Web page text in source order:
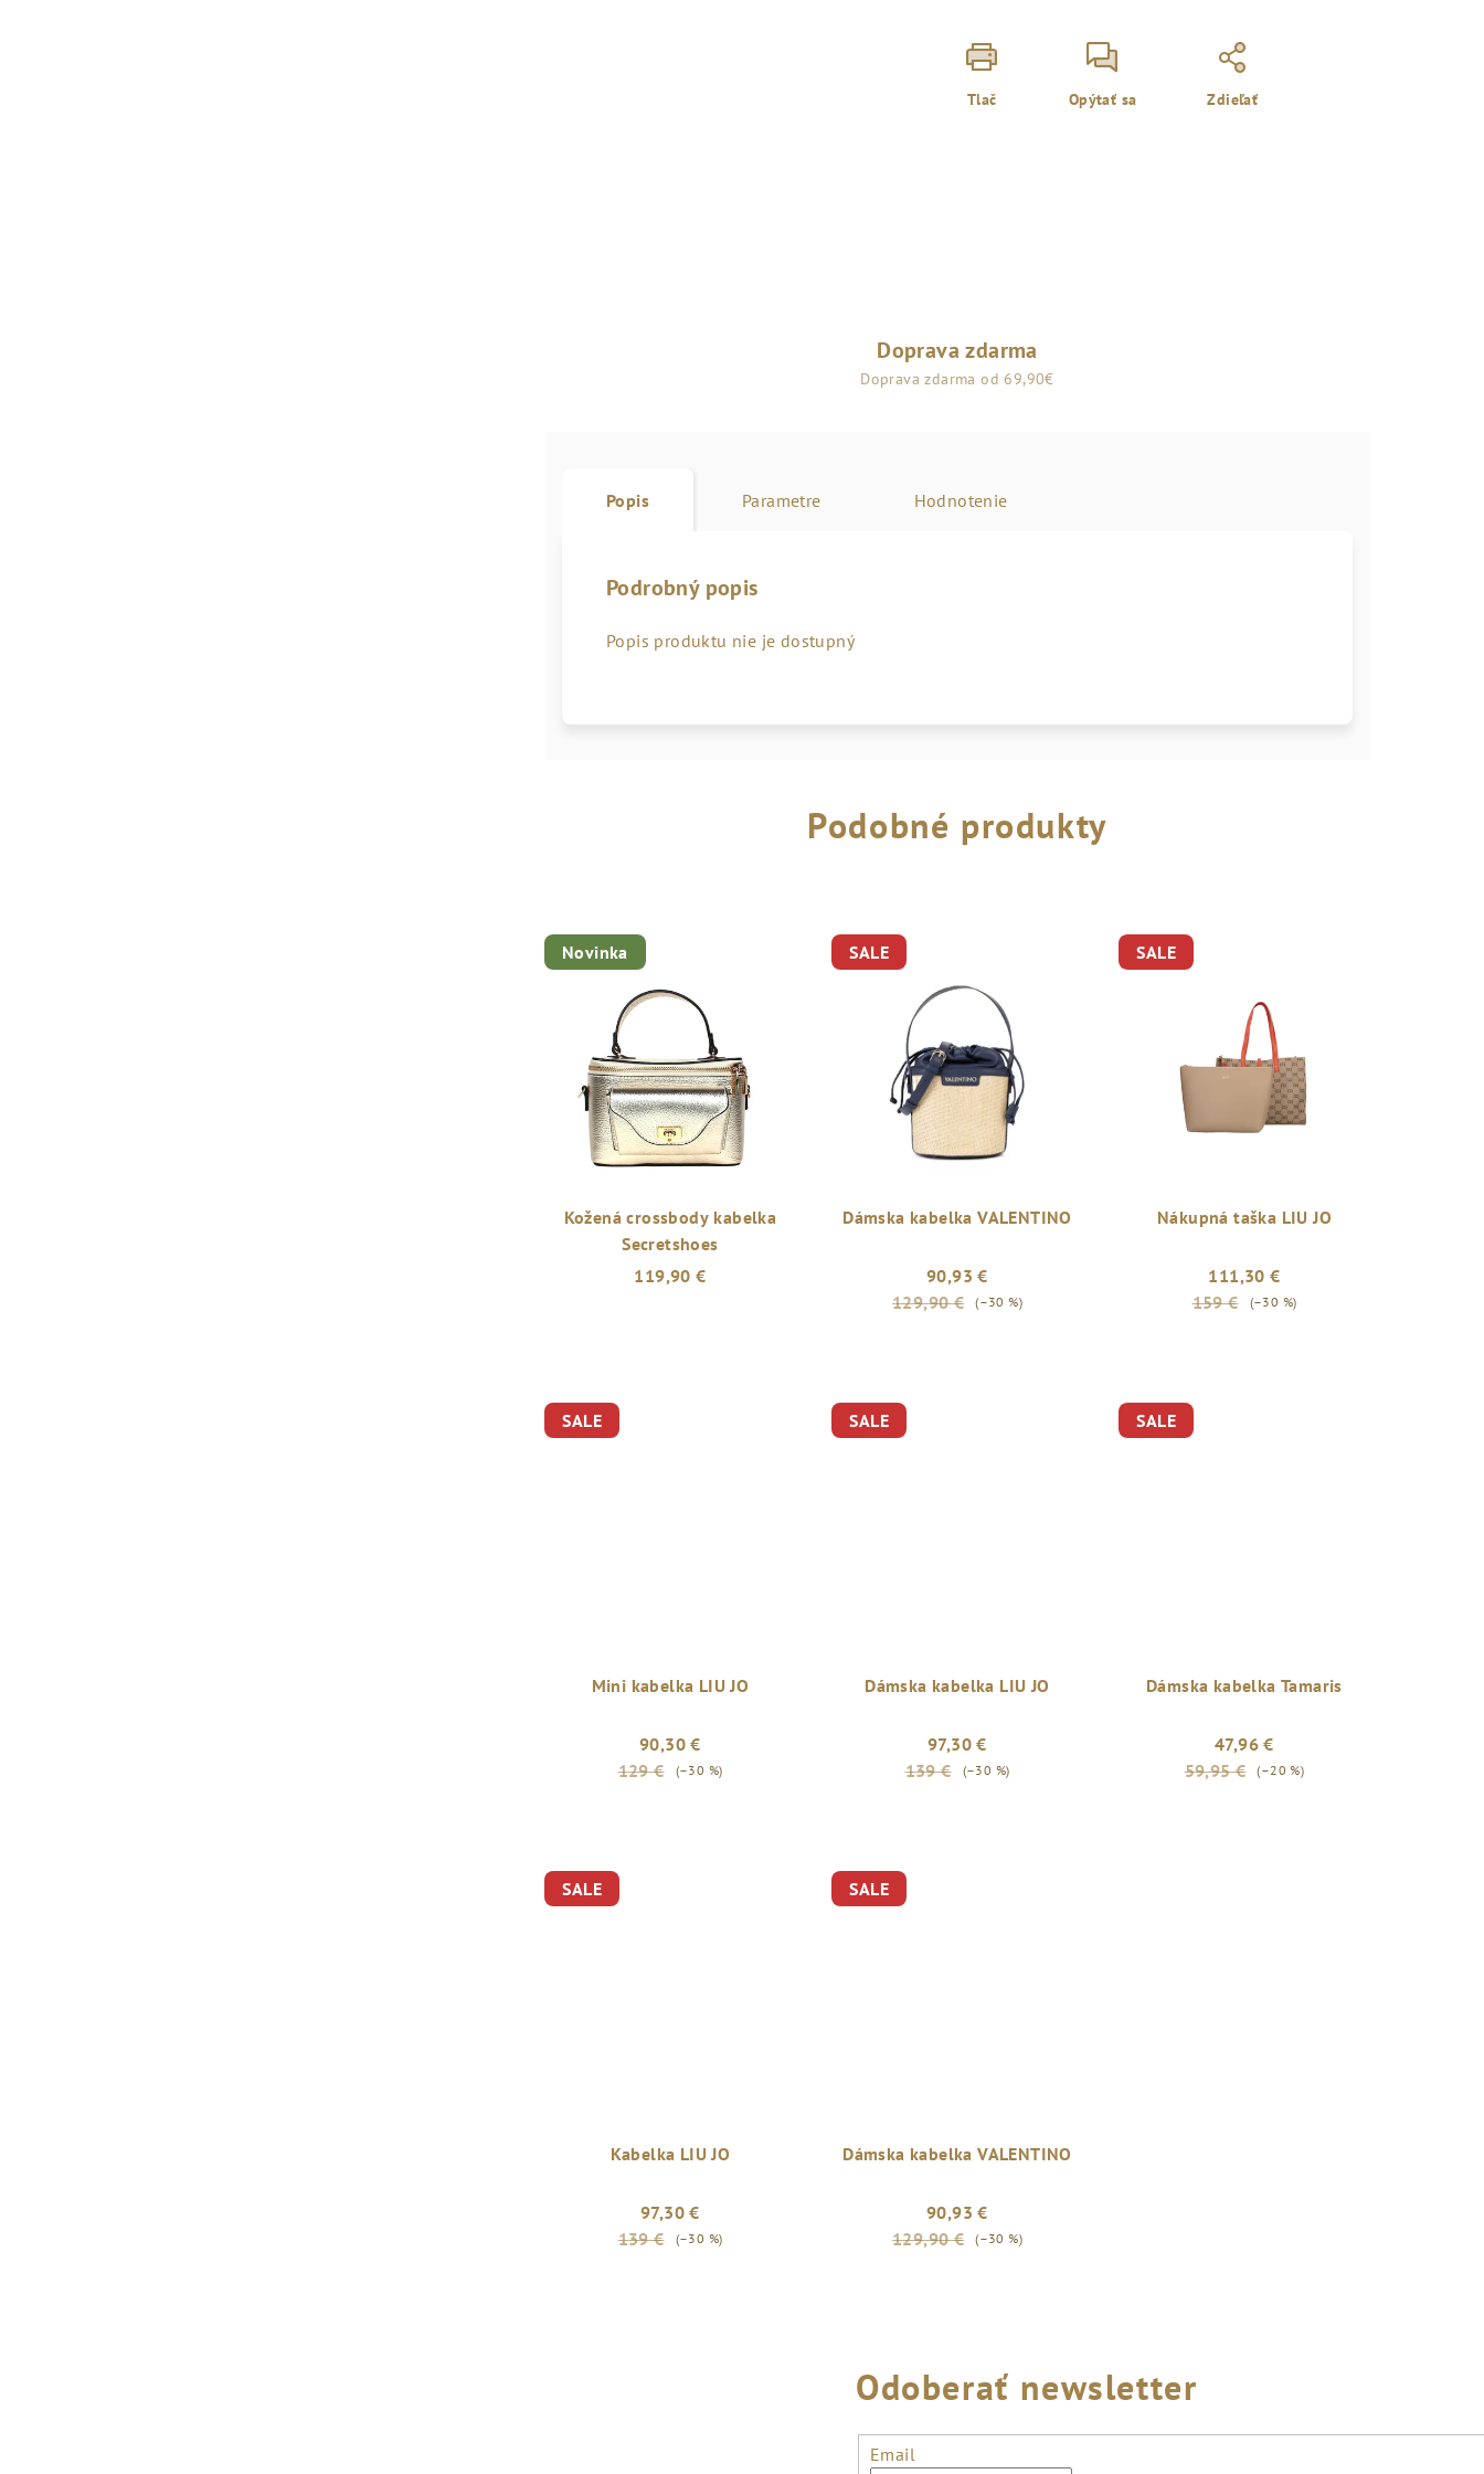
Tlač Opýtať sa Zdieľať
Doprava zdarma
Doprava zdarma od 69,90€
Popis Parametre Hodnotenie
Podrobný popis
Popis produktu nie je dostupný
Podobné produkty
Novinka
Kožená crossbody kabelka
Secretshoes
119,90 €
SALE
Dámska kabelka VALENTINO
90,93 €
129,90 €
(–30 %)
SALE
Nákupná taška LIU JO
111,30 €
159 €
(–30 %)
SALE
Mini kabelka LIU JO
90,30 €
129 €
(–30 %)
SALE
Dámska kabelka LIU JO
97,30 €
139 €
(–30 %)
SALE
Dámska kabelka Tamaris
47,96 €
59,95 €
(–20 %)
SALE
Kabelka LIU JO
97,30 €
139 €
(–30 %)
SALE
Dámska kabelka VALENTINO
90,93 €
129,90 €
(–30 %)
Odoberať newsletter
Email